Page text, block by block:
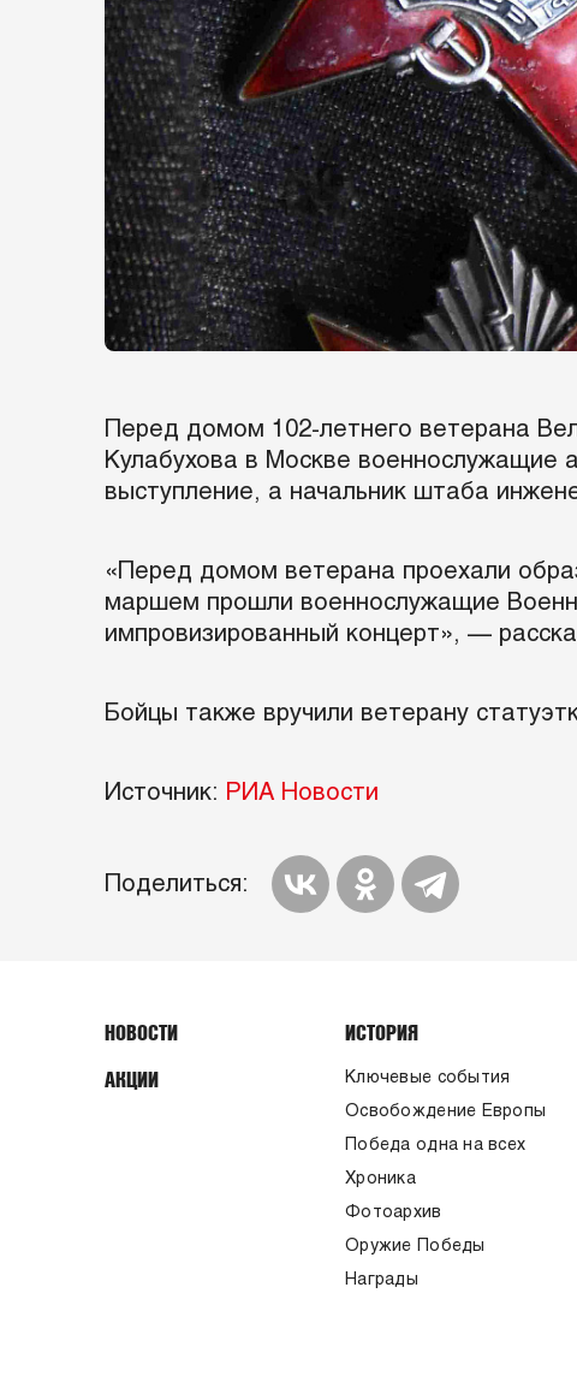
Перед домом 102-летнего ветерана
Кулабухова в Москве военнослужащие
выступление, а начальник штаба
«Перед домом ветерана проехали
маршем прошли военнослужащие
импровизированный концерт», —
Бойцы также вручили ветерану
Источник: РИА Новости
Поделиться:
НОВОСТИ
АКЦИИ
ИСТОРИЯ
Ключевые события
Освобождение Европы
Победа одна на всех
Хроника
Фотоархив
Оружие Победы
Награды